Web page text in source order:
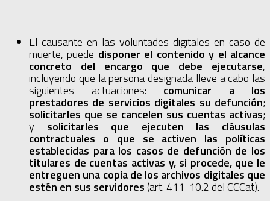
El causante en las voluntades digitales en caso de
muerte, puede disponer el contenido y el alcance
concreto del encargo que debe ejecutarse,
incluyendo que la persona designada lleve a cabo las
siguientes actuaciones: comunicar a los
prestadores de servicios digitales su defunción;
solicitarles que se cancelen sus cuentas activas;
y solicitarles que ejecuten las cláusulas
contractuales o que se activen las políticas
establecidas para los casos de defunción de los
titulares de cuentas activas y, si procede, que le
entreguen una copia de los archivos digitales que
estén en sus servidores(art. 411-10.2 del CCCat).